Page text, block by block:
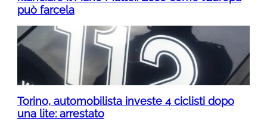
può farcela
Torino, automobilista investe 4 ciclisti dopo
una lite: arrestato